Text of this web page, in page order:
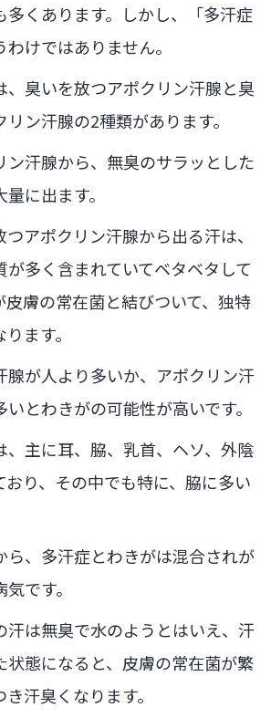
多くあります。しかし、「多汗症
けではありません。
、臭いを放つアポクリン汗腺と臭
ン汗腺の2種類があります。
ン汗腺から、無臭のサラッとした
に出ます。
アポクリン汗腺から出る汗は、
が多く含まれていてベタベタして
皮膚の常在菌と結びついて、独特
ます。
腺が人より多いか、アポクリン汗
とわきがの可能性が高いです。
、主に耳、脇、乳首、ヘソ、外陰
り、その中でも特に、脇に多い
ら、多汗症とわきがは混合されが
です。
汗は無臭で水のようとはいえ、汗
状態になると、皮膚の常在菌が繁
汗臭くなります。